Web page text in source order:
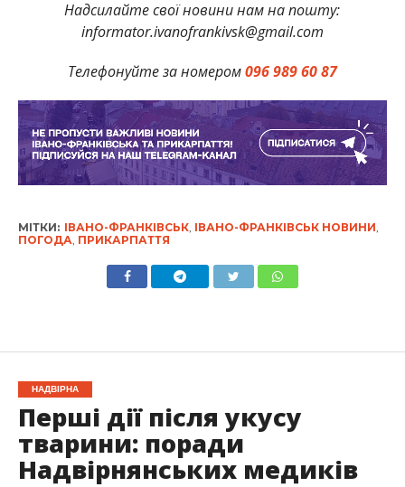
Надсилайте свої новини нам на пошту:
informator.ivanofrankivsk@gmail.com
Телефонуйте за номером096 989 60 87
МІТКИ: ІВАНО-ФРАНКІВСЬК, ІВАНО-ФРАНКІВСЬК НОВИНИ
ПОГОДА ПРИКАРПАТТЯ
НАДВІРНА
Перші дії після укусу
тварини: поради
Надвірнянських медиків